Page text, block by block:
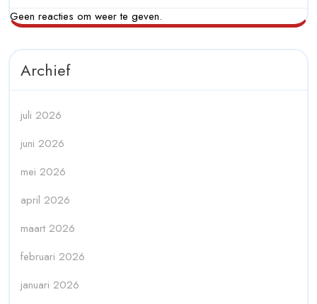
Geen reacties om weer te geven.
Archief
juli 2026
juni 2026
mei 2026
april 2026
maart 2026
februari 2026
januari 2026